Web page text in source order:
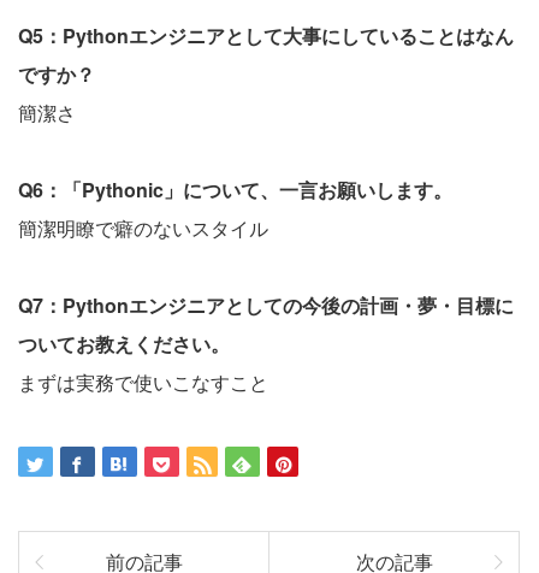
Q5：Pythonエンジニアとして大事にしていることはなん
ですか？
簡潔さ
Q6：「Pythonic」について、一言お願いします。
簡潔明瞭で癖のないスタイル
Q7：Pythonエンジニアとしての今後の計画・夢・目標に
ついてお教えください。
まずは実務で使いこなすこと
前の記事 次の記事